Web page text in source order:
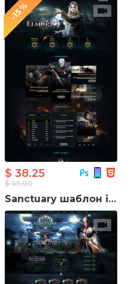
-15%
$ 45.00
$ 38.25
Sanctuary шаблон ігрового сайту